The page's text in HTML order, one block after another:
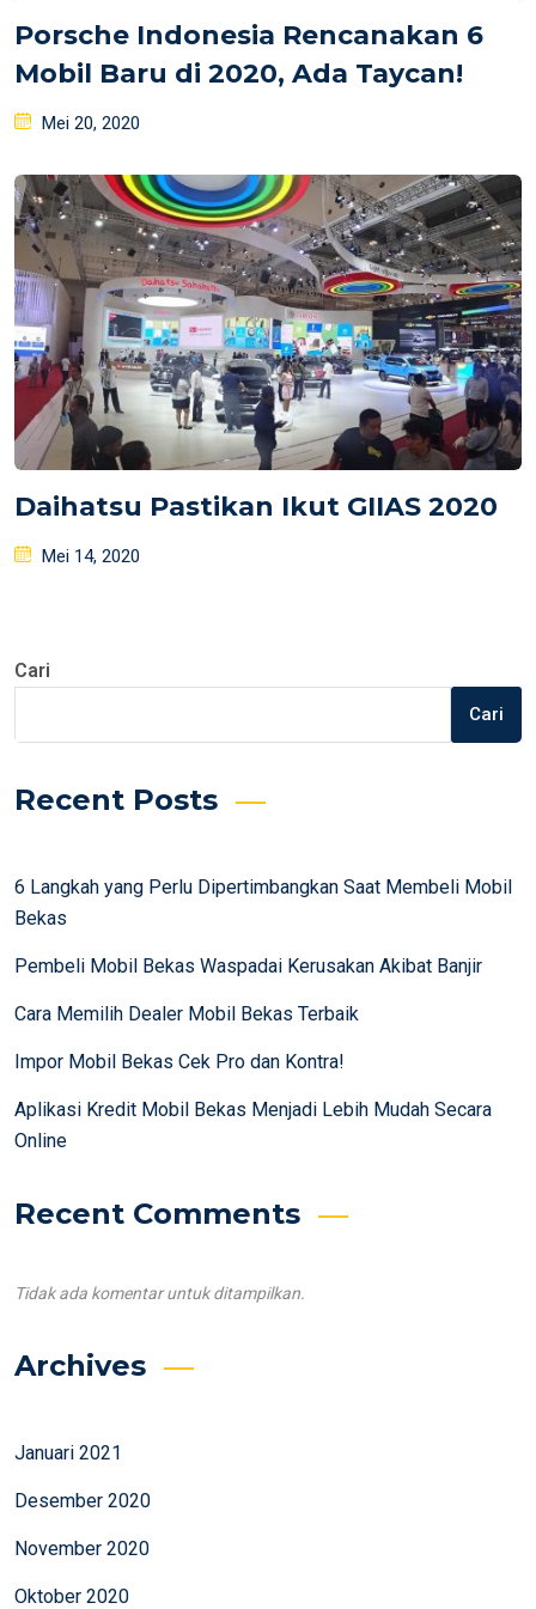
Porsche Indonesia Rencanakan 6
Mobil Baru di 2020, Ada Taycan!
Posted
Mei 20, 2020
Daihatsu Pastikan Ikut GIIAS 2020
Posted
Mei 14, 2020
Cari
Cari
Recent Posts
6 Langkah yang Perlu Dipertimbangkan Saat Membeli Mobil
Bekas
Pembeli Mobil Bekas Waspadai Kerusakan Akibat Banjir
Cara Memilih Dealer Mobil Bekas Terbaik
Impor Mobil Bekas Cek Pro dan Kontra!
Aplikasi Kredit Mobil Bekas Menjadi Lebih Mudah Secara
Online
Recent Comments
Tidak ada komentar untuk ditampilkan.
Archives
Januari 2021
Desember 2020
November 2020
Oktober 2020